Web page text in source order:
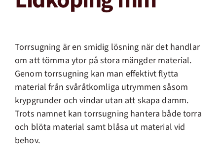
Torrsugning är en smidig lösning när det handlar
om att tömma ytor på stora mängder material.
Genom torrsugning kan man effektivt flytta
material från svåråtkomliga utrymmen såsom
krypgrunder och vindar utan att skapa damm.
Trots namnet kan torrsugning hantera både torra
och blöta material samt blåsa ut material vid
behov.